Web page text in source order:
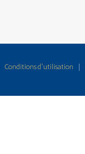
Conditions d’utilisation |